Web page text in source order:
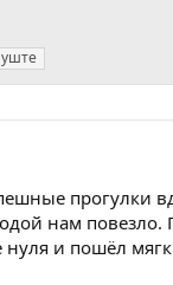
прогулки
нам
и пошёл